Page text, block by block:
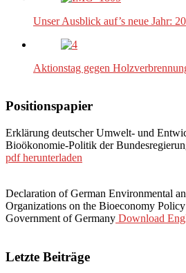
Unser Ausblick auf’s neue Jahr:
Aktionstag gegen
Positionspapier
Erklärung deutscher Umwelt- und
Bioökonomie-Politik der
pdf herunterladen
Declaration of German Environmental
Organizations on the Bioeconomy
Government of Germany Download
Letzte Beiträge